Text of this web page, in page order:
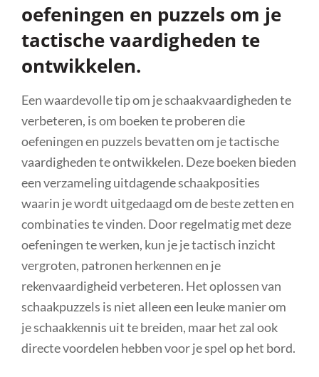
oefeningen en puzzels om je
tactische vaardigheden te
ontwikkelen.
Een waardevolle tip om je schaakvaardigheden te
verbeteren, is om boeken te proberen die
oefeningen en puzzels bevatten om je tactische
vaardigheden te ontwikkelen. Deze boeken bieden
een verzameling uitdagende schaakposities
waarin je wordt uitgedaagd om de beste zetten en
combinaties te vinden. Door regelmatig met deze
oefeningen te werken, kun je je tactisch inzicht
vergroten, patronen herkennen en je
rekenvaardigheid verbeteren. Het oplossen van
schaakpuzzels is niet alleen een leuke manier om
je schaakkennis uit te breiden, maar het zal ook
directe voordelen hebben voor je spel op het bord.